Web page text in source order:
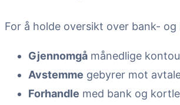
For å holde oversikt over bank-
Gjennomgå månedlige
Avstemme gebyrer mot
Forhandle med bank og